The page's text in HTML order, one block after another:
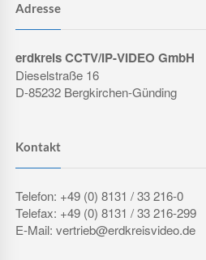
Adresse
erdkreis CCTV/IP-VIDEO GmbH
Dieselstraße 16
D-85232 Bergkirchen-Günding
Kontakt
Telefon: +49 (0) 8131 / 33 216-0
Telefax: +49 (0) 8131 / 33 216-299
E-Mail: vertrieb@erdkreisvideo.de